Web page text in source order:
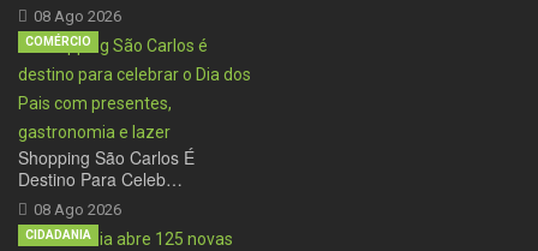
08 Ago 2026
Shopping São Carlos É
Destino Para Celeb…
08 Ago 2026
COMÉRCIO
CIDADANIA